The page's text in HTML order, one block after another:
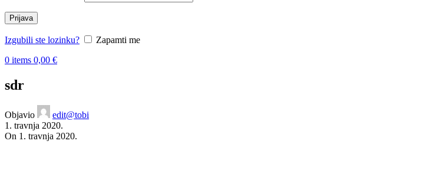
Prijava
Izgubili ste lozinku?
Zapamti me
0 items 0,00 €
sdr
Objavio
edit@tobi
1. travnja 2020.
On 1. travnja 2020.